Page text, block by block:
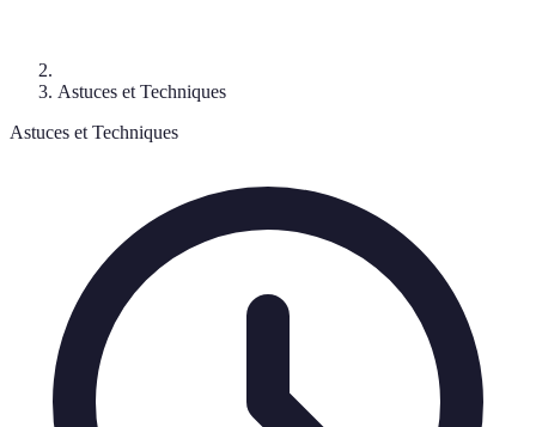
Astuces et Techniques
Astuces et Techniques